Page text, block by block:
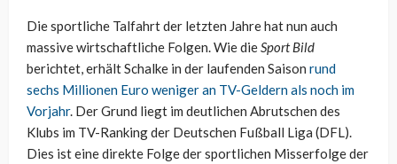
Die sportliche Talfahrt der letzten Jahre hat nun auch
massive wirtschaftliche Folgen. Wie dieSport Bild
berichtet, erhält Schalke in der laufenden Saison rund
sechs Millionen Euro weniger an TV-Geldern als noch im
Vorjahr. Der Grund liegt im deutlichen Abrutschen des
Klubs im TV-Ranking der Deutschen Fußball Liga (DFL).
Dies ist eine direkte Folge der sportlichen Misserfolge der